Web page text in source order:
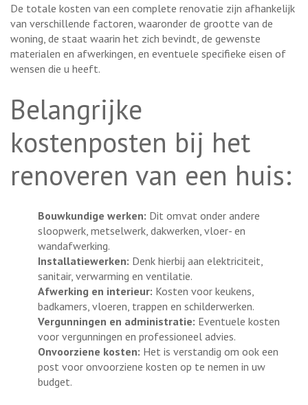
De totale kosten van een complete renovatie zijn afhankelijk
van verschillende factoren, waaronder de grootte van de
woning, de staat waarin het zich bevindt, de gewenste
materialen en afwerkingen, en eventuele specifieke eisen of
wensen die u heeft.
Belangrijke
kostenposten bij het
renoveren van een huis:
Bouwkundige werken: Dit omvat onder andere
sloopwerk, metselwerk, dakwerken, vloer- en
wandafwerking.
Installatiewerken: Denk hierbij aan elektriciteit,
sanitair, verwarming en ventilatie.
Afwerking en interieur: Kosten voor keukens,
badkamers, vloeren, trappen en schilderwerken.
Vergunningen en administratie: Eventuele kosten
voor vergunningen en professioneel advies.
Onvoorziene kosten: Het is verstandig om ook een
post voor onvoorziene kosten op te nemen in uw
budget.